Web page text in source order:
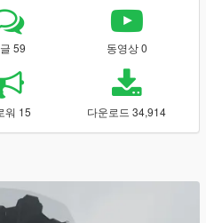
59 동영상 0
워 15 다운로드 34,914